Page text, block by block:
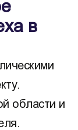
в
области и